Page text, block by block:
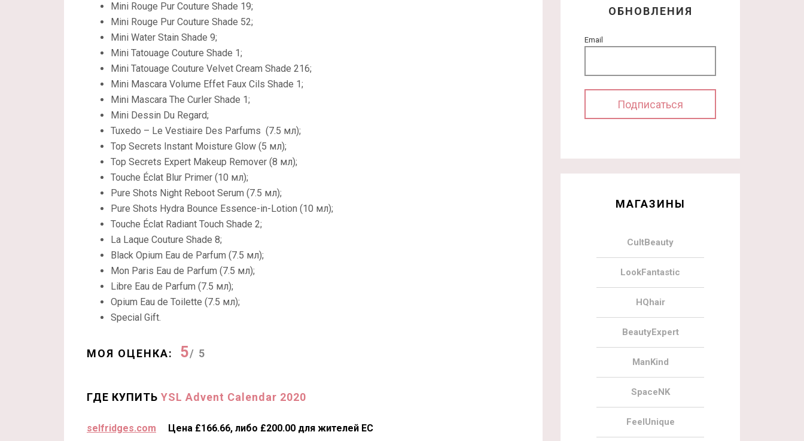
Mini Rouge Pur Couture Shade 19;
Mini Rouge Pur Couture Shade 52;
Mini Water Stain Shade 9;
Mini Tatouage Couture Shade 1;
Mini Tatouage Couture Velvet Cream Shade 216;
Mini Mascara Volume Effet Faux Cils Shade 1;
Mini Mascara The Curler Shade 1;
Mini Dessin Du Regard;
Tuxedo – Le Vestiaire Des Parfums (7.5 мл);
Top Secrets Instant Moisture Glow (5 мл);
Top Secrets Expert Makeup Remover (8 мл);
Touche Éclat Blur Primer (10 мл);
Pure Shots Night Reboot Serum (7.5 мл);
Pure Shots Hydra Bounce Essence-in-Lotion (10 мл);
Touche Éclat Radiant Touch Shade 2;
La Laque Couture Shade 8;
Black Opium Eau de Parfum (7.5 мл);
Mon Paris Eau de Parfum (7.5 мл);
Libre Eau de Parfum (7.5 мл);
Opium Eau de Toilette (7.5 мл);
Special Gift.
МОЯ ОЦЕНКА: 5/ 5
ГДЕ КУПИТЬ YSL Advent Calendar 2020
selfridges.com Цена £166.66, либо £200.00 для жителей ЕС
ОБНОВЛЕНИЯ
Email
МАГАЗИНЫ
CultBeauty
LookFantastic
HQhair
BeautyExpert
ManKind
SpaceNK
FeelUnique